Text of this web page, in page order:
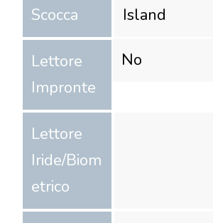
Scocca
Island
Lettore
Impronte
No
Lettore
Iride/Biom
etrico